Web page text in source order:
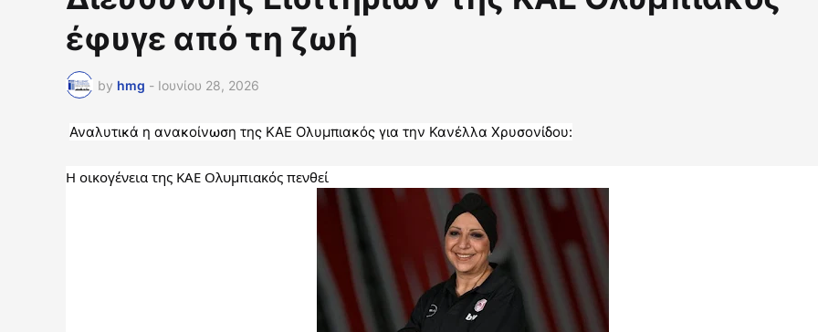
έφυγε από τη ζωή
by hmg - Ιουνίου 28, 2026
Αναλυτικά η ανακοίνωση της ΚΑΕ Ολυμπιακός για την Κανέλλα Χρυσονίδου:
Η οικογένεια της ΚΑΕ Ολυμπιακός πενθεί